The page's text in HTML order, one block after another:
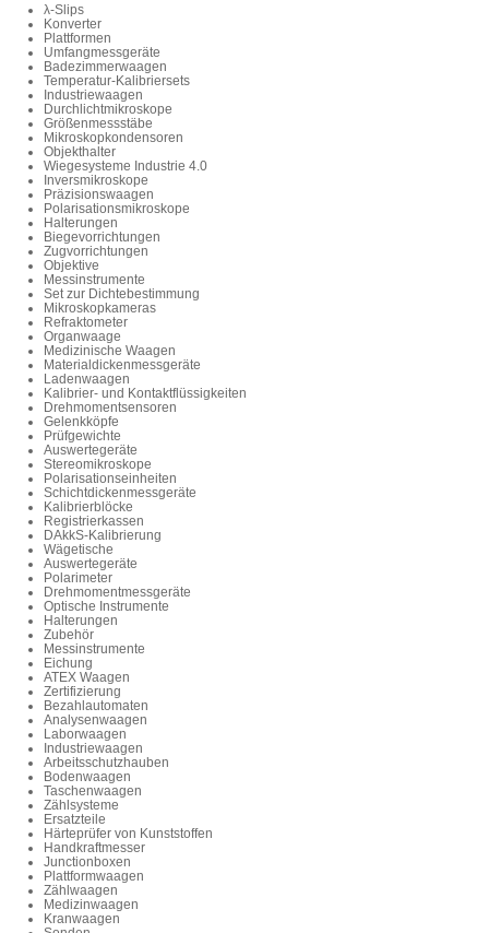
λ-Slips
Konverter
Plattformen
Umfangmessgeräte
Badezimmerwaagen
Temperatur-Kalibriersets
Industriewaagen
Durchlichtmikroskope
Größenmessstäbe
Mikroskopkondensoren
Objekthalter
Wiegesysteme Industrie 4.0
Inversmikroskope
Präzisionswaagen
Polarisationsmikroskope
Halterungen
Biegevorrichtungen
Zugvorrichtungen
Objektive
Messinstrumente
Set zur Dichtebestimmung
Mikroskopkameras
Refraktometer
Organwaage
Medizinische Waagen
Materialdickenmessgeräte
Ladenwaagen
Kalibrier- und Kontaktflüssigkeiten
Drehmomentsensoren
Gelenkköpfe
Prüfgewichte
Auswertegeräte
Stereomikroskope
Polarisationseinheiten
Schichtdickenmessgeräte
Kalibrierblöcke
Registrierkassen
DAkkS-Kalibrierung
Wägetische
Auswertegeräte
Polarimeter
Drehmomentmessgeräte
Optische Instrumente
Halterungen
Zubehör
Messinstrumente
Eichung
ATEX Waagen
Zertifizierung
Bezahlautomaten
Analysenwaagen
Laborwaagen
Industriewaagen
Arbeitsschutzhauben
Bodenwaagen
Taschenwaagen
Zählsysteme
Ersatzteile
Härteprüfer von Kunststoffen
Handkraftmesser
Junctionboxen
Plattformwaagen
Zählwaagen
Medizinwaagen
Kranwaagen